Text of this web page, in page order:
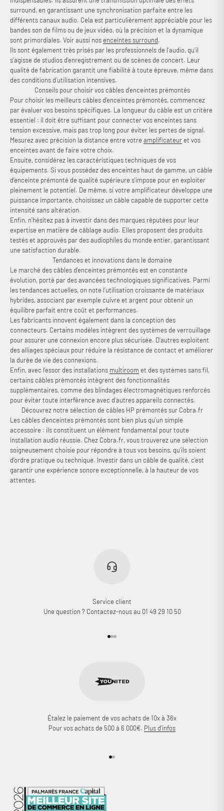
surround, en garantissant une synchronisation parfaite entre les
différents canaux audio. Cela est particulièrement appréciable pour les
bandes son de films ou de jeux vidéo, où la précision et la dynamique
sont primordiales. Voir aussi nos enceintes surround.
Ils sont également très prisés par les professionnels de l’audio, qu’il
s’agisse de studios d’enregistrement ou de scènes de concert. Leur
qualité de fabrication garantit une fiabilité à toute épreuve, même dans
des conditions d’utilisation intensives.
Conseils pour choisir vos câbles d’enceintes prémontés
Pour choisir les meilleurs câbles d’enceintes prémontés, commencez
par évaluer vos besoins spécifiques. La longueur du câble est un critère
essentiel : il doit être suffisant pour connecter vos enceintes sans
tension excessive, mais pas trop long pour éviter les pertes de signal.
Mesurez avec précision la distance entre votre amplificateur et vos
enceintes avant de faire votre choix.
Ensuite, considérez les caractéristiques techniques de vos
équipements. Si vous possédez des enceintes haut de gamme, un câble
d’enceinte prémonté de qualité supérieure s’impose pour en exploiter
pleinement le potentiel. De même, si votre amplificateur développe une
puissance importante, choisissez un câble capable de supporter cette
intensité sans altération.
Enfin, n’hésitez pas à investir dans des marques réputées pour leur
expertise en matière de câblage audio. Elles proposent des produits
testés et approuvés par des audiophiles du monde entier, garantissant
une satisfaction durable.
Tendances et innovations dans le domaine
Le marché des câbles d’enceintes prémontés est en constante
évolution, porté par des avancées technologiques significatives. Parmi
les tendances actuelles, on note l’utilisation croissante de matériaux
hybrides, associant par exemple cuivre et argent pour obtenir un
équilibre parfait entre coût et performances.
Les fabricants innovent également dans la conception des
connecteurs. Certains modèles intègrent des systèmes de verrouillage
pour assurer une connexion encore plus sécurisée. D’autres exploitent
des alliages spéciaux pour réduire la résistance de contact et améliorer
la durée de vie des connexions.
Enfin, avec l’essor des installations multiroom et des systèmes sans fil,
certains câbles prémontés intègrent des fonctionnalités
supplémentaires, comme des blindages électromagnétiques renforcés
pour éviter toute interférence avec d’autres appareils connectés.
Découvrez notre sélection de câbles HP prémontés sur Cobra.fr
Les câbles d’enceintes prémontés sont bien plus qu’un simple
accessoire : ils constituent un élément fondamental pour toute
installation audio réussie. Chez Cobra.fr, vous trouverez une sélection
soigneusement choisie pour répondre à tous vos besoins, qu’ils soient
d’ordre pratique ou technique. Investir dans un câble de qualité, c’est
garantir une expérience sonore exceptionnelle, à la hauteur de vos
attentes.
Service client
Une question ? Contactez-nous au 01 49 29 10 50
Aller à l'élément 1
Aller à l'élément 2
Aller à l'élément 3
Étalez le paiement de vos achats de 10x à 36x
Pour vos achats de 500 à 6 000€. Plus d'infos
Aller à l'élément 1
Aller à l'élément 2